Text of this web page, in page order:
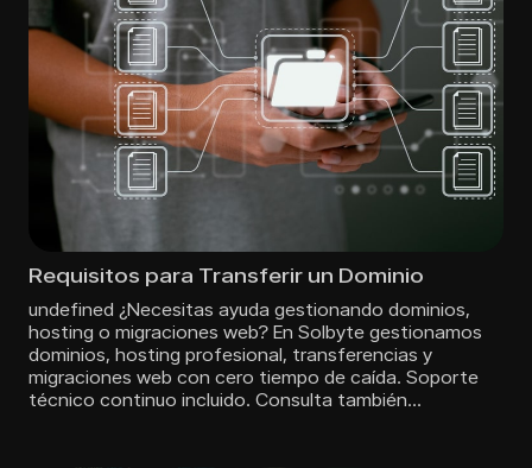
Requisitos para Transferir un Dominio
undefined ¿Necesitas ayuda gestionando dominios,
hosting o migraciones web? En Solbyte gestionamos
dominios, hosting profesional, transferencias y
migraciones web con cero tiempo de caída. Soporte
técnico continuo incluido. Consulta también…